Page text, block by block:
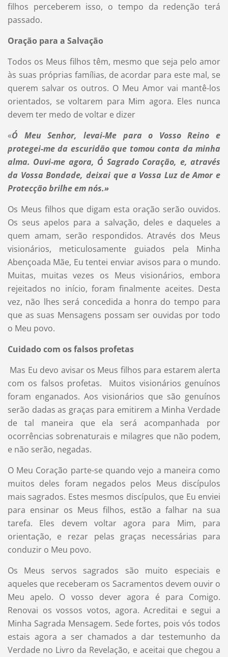
filhos perceberem isso, o tempo da redenção terá
passado.
Oração para a Salvação
Todos os Meus filhos têm, mesmo que seja pelo amor
às suas próprias famílias, de acordar para este mal, se
querem salvar os outros. O Meu Amor vai mantê-los
orientados, se voltarem para Mim agora. Eles nunca
devem ter medo de voltar e dizer
«Ó Meu Senhor, levai-Me para o Vosso Reino e
protegei-me da escuridão que tomou conta da minha
alma. Ouvi-me agora, Ó Sagrado Coração, e, através
da Vossa Bondade, deixai que a Vossa Luz de Amor e
Protecção brilhe em nós.»
Os Meus filhos que digam esta oração serão ouvidos.
Os seus apelos para a salvação, deles e daqueles a
quem amam, serão respondidos. Através dos Meus
visionários, meticulosamente guiados pela Minha
Abençoada Mãe, Eu tentei enviar avisos para o mundo.
Muitas, muitas vezes os Meus visionários, embora
rejeitados no início, foram finalmente aceites. Desta
vez, não lhes será concedida a honra do tempo para
que as suas Mensagens possam ser ouvidas por todo
o Meu povo.
Cuidado com os falsos profetas
Mas Eu devo avisar os Meus filhos para estarem alerta
com os falsos profetas. Muitos visionários genuínos
foram enganados. Aos visionários que são genuínos
serão dadas as graças para emitirem a Minha Verdade
de tal maneira que ela será acompanhada por
ocorrências sobrenaturais e milagres que não podem,
e não serão, negadas.
O Meu Coração parte-se quando vejo a maneira como
muitos deles foram negados pelos Meus discípulos
mais sagrados. Estes mesmos discípulos, que Eu enviei
para ensinar os Meus filhos, estão a falhar na sua
tarefa. Eles devem voltar agora para Mim, para
orientação, e rezar pelas graças necessárias para
conduzir o Meu povo.
Os Meus servos sagrados são muito especiais e
aqueles que receberam os Sacramentos devem ouvir o
Meu apelo. O vosso dever agora é para Comigo.
Renovai os vossos votos, agora. Acreditai e segui a
Minha Sagrada Mensagem. Sede fortes, pois vós todos
estais agora a ser chamados a dar testemunho da
Verdade no Livro da Revelação, e aceitai que chegou a